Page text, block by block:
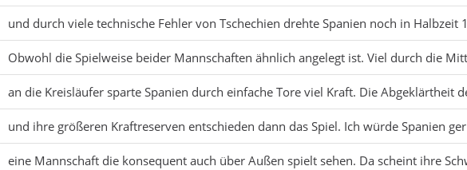
und durch viele technische Fehler von Tschechien drehte Spanien noch in Halbzeit
Obwohl die Spielweise beider Mannschaften ähnlich angelegt ist. Viel durch die
an die Kreisläufer sparte Spanien durch einfache Tore viel Kraft. Die Abgeklärtheit
und ihre größeren Kraftreserven entschieden dann das Spiel. Ich würde Spanien
eine Mannschaft die konsequent auch über Außen spielt sehen. Da scheint ihre